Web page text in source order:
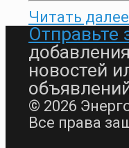
Читать далее
Отправьте
новостей
© 2026
Все права